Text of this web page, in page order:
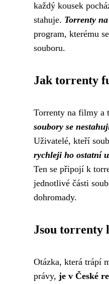
každý kousek
stahuje. Torrenty
program, kterému
souboru.
Jak torrenty
Torrenty na filmy a
soubory se
Uživatelé, kteří
rychleji ho ostatní
Ten se připojí k
jednotlivé části
dohromady.
Jsou torrenty
Otázka, která trápí
právy, je v České